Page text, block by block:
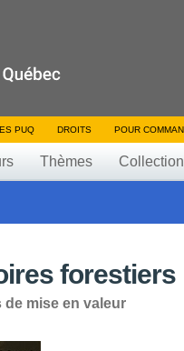
PUQ DROITS POUR
Thèmes
forestiers
mise en valeur